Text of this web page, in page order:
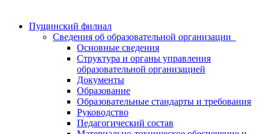
Пущинский филиал
Сведения об образовательной организации
Основные сведения
Структура и органы управления
образовательной организацией
Документы
Образование
Образовательные стандарты и требования
Руководство
Педагогический состав